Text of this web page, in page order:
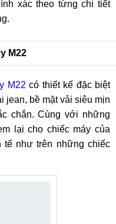
xác theo từng chi tiết
M22
M22 có thiết kế đặc biệt
bề mặt vải siêu mịn
chắn. Cùng với những
lại cho chiếc máy của
tế như trên những chiếc